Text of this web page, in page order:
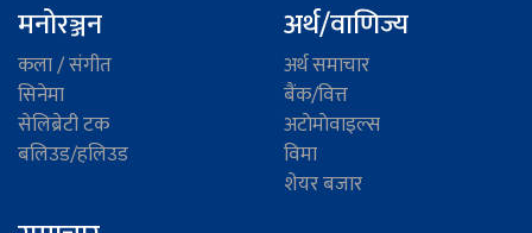
मनोरञ्जन
कला / संगीत
सिनेमा
सेलिब्रेटी टक
बलिउड/हलिउड
अर्थ/वाणिज्य
अर्थ समाचार
बैंक/वित्त
अटाेमाेवाइल्स
विमा
शेयर बजार